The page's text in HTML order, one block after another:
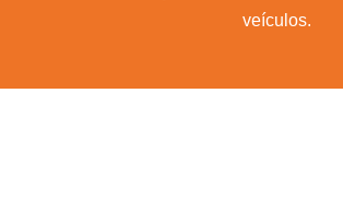
veículos.